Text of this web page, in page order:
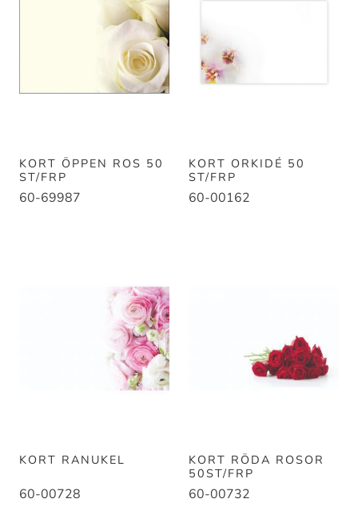
KORT ÖPPEN ROS 50
ST/FRP
60-69987
KORT ORKIDÉ 50
ST/FRP
60-00162
KORT RANUKEL
60-00728
KORT RÖDA ROSOR
50ST/FRP
60-00732